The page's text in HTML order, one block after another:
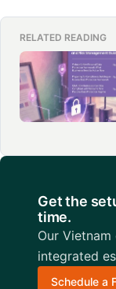
RELATED READING
Get the
time.
Our
integrated
Schedule a